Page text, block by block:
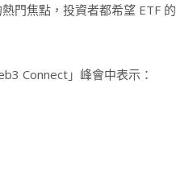
門焦點，投資者都希望 ETF 的
Connect」峰會中表示：